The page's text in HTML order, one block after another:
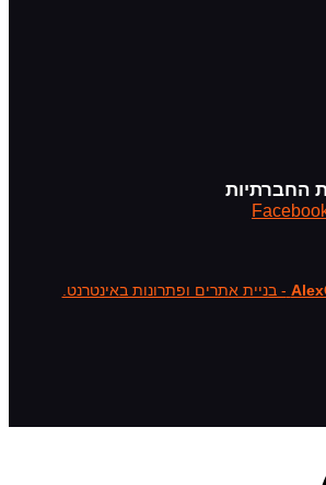
החברתיות
- בניית אתרים ופתרונות באינטרנט.